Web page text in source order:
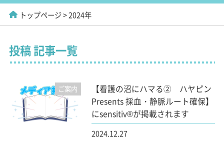
トップページ 2024年
投稿 記事一覧
ご案内
【看護の沼にハマる② ハヤピン
Presents 採血・静脈ルート確保】
にsensitiv®が掲載されます
2024.12.27